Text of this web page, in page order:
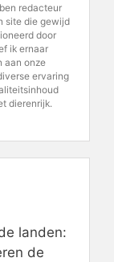
redacteur
site die gewijd
door
ik ernaar
aan onze
ervaring
dierenrijk.
landen:
de